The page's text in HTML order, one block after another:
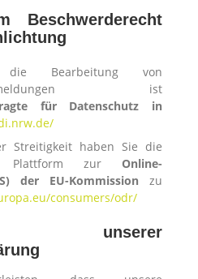
Beschwerderecht
Bearbeitung von
ist
für Datenschutz in
Streitigkeit haben Sie die
Plattform zur Online-
der EU-Kommission zu
consumers/odr/
unserer